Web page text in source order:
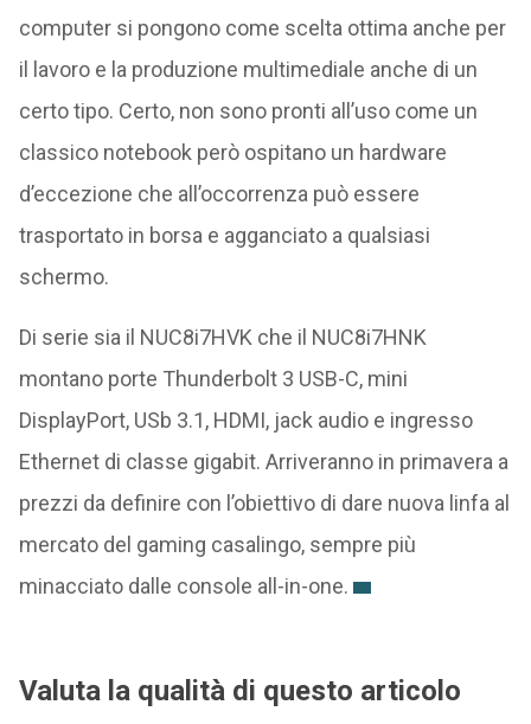
computer si pongono come scelta ottima anche per
il lavoro e la produzione multimediale anche di un
certo tipo. Certo, non sono pronti all’uso come un
classico notebook però ospitano un hardware
d’eccezione che all’occorrenza può essere
trasportato in borsa e agganciato a qualsiasi
schermo.
Di serie sia il NUC8i7HVK che il NUC8i7HNK
montano porte Thunderbolt 3 USB-C, mini
DisplayPort, USb 3.1, HDMI, jack audio e ingresso
Ethernet di classe gigabit. Arriveranno in primavera a
prezzi da definire con l’obiettivo di dare nuova linfa al
mercato del gaming casalingo, sempre più
minacciato dalle console all-in-one.
Valuta la qualità di questo articolo